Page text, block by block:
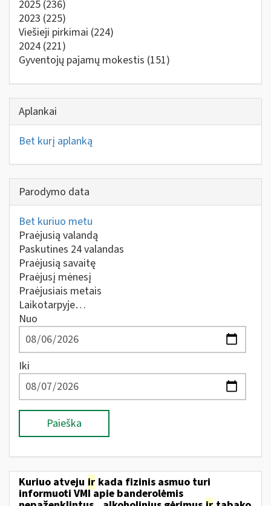
2025 (236)
2023 (225)
Viešieji pirkimai (224)
2024 (221)
Gyventojų pajamų mokestis (151)
Aplankai
Bet kurį aplanką
Parodymo data
Bet kuriuo metu
Praėjusią valandą
Paskutines 24 valandas
Praėjusią savaitę
Praėjusį mėnesį
Praėjusiais metais
Laikotarpyje…
Nuo
Iki
Paieška
Kuriuo atveju ir kada fizinis asmuo turi
informuoti VMI apie banderolėmis